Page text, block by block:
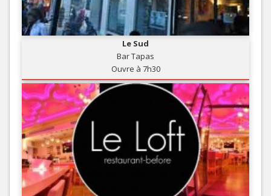
Le Sud
Bar Tapas
Ouvre à 7h30